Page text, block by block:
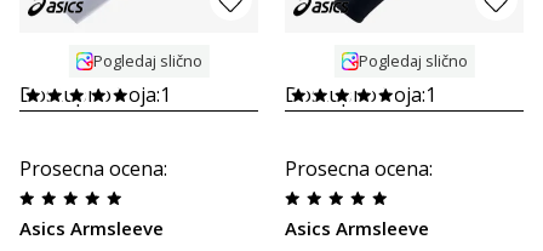
Pogledaj slično
Dostupno boja:1
Prosecna ocena:
Asics Armsleeve
Pogledaj slično
Dostupno boja:1
Prosecna ocena:
Asics Armsleeve